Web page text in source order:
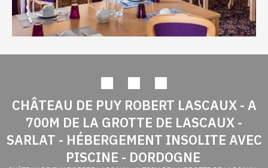
cumpleaños.
El desayuno se sirve de 8:30 a 9:30 durante todo el año
excepto en julio y agosto de 8:00 a 10:00.
llegada para habitaciones y casas rurales.
Recuerda reservarlo por persona.
CHÂTEAU DE PUY ROBERT LASCAUX - A
700M DE LA GROTTE DE LASCAUX -
SARLAT - HÉBERGEMENT INSOLITE AVEC
PISCINE - DORDOGNE